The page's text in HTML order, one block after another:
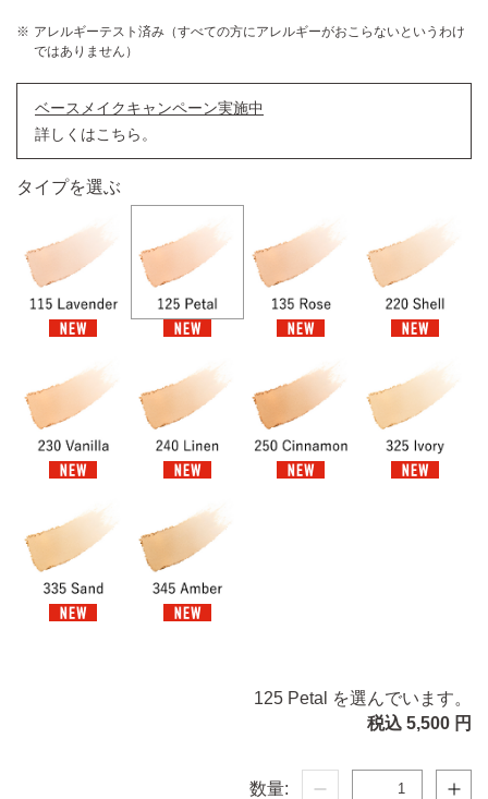
アレルギーテスト済み（すべての方にアレルギーがおこらないというわけ
ではありません）
ベースメイクキャンペーン実施中
詳しくはこちら。
タイプを選ぶ
125 Petal を選んでいます。
税込 5,500 円
数量: